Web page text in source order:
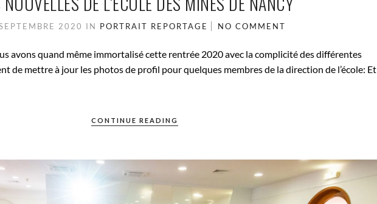
2020 IN PORTRAIT REPORTAGE NO COMMENT
avons quand même immortalisé cette rentrée 2020 avec la complicité des différentes
de mettre à jour les photos de profil pour quelques membres de la direction de l’école: Et
CONTINUE READING